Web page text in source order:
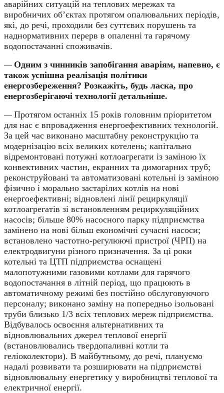
аварійних ситуацій на теплових мережах та
виробничих об’єктах протягом опалювальних періодів,
які, до речі, проходили без суттєвих порушень та
наднормативних перерв в опаленні та гарячому
водопостачанні споживачів.
— Одним з чинників запобігання аваріям, напевно, є
також успішна реалізація політики
енергозбереження? Розкажіть, будь ласка, про
енергозберігаючі технології детальніше.
— Протягом останніх 15 років головним пріоритетом
для нас є впровадження енергоефективних технологій.
За цей час виконано масштабну реконструкцію та
модернізацію всіх великих котелень; капітально
відремонтовані потужні котлоагрегати із заміною їх
конвективних частин, екранних та димогарних труб;
реконструйовані та автоматизовані котельні із заміною
фізично і морально застарілих котлів на нові
енергоефективні; відновлені лінії рециркуляції
котлоагрегатів зі встановленням рециркуляційних
насосів; більше 80% насосного парку підприємства
замінено на нові більш економічні сучасні насоси;
встановлено частотно-регулюючі пристрої (ЧРП) на
електродвигуни різного призначення. За ці роки
котельні та ЦТП підприємства оснащені
малопотужними газовими котлами для гарячого
водопостачання в літній період, що працюють в
автоматичному режимі без постійно обслуговуючого
персоналу; виконано заміну на попередньо ізольовані
труби близько 1/3 всіх теплових мереж підприємства.
Відбувалось освоєння альтернативних та
відновлювальних джерел теплової енергії
(встановлювались твердопаливні котли та
геліоколектори). В майбутньому, до речі, плануємо
надалі розвивати та розширювати на підприємстві
відновлювальну енергетику у виробництві теплової та
електричної енергії.